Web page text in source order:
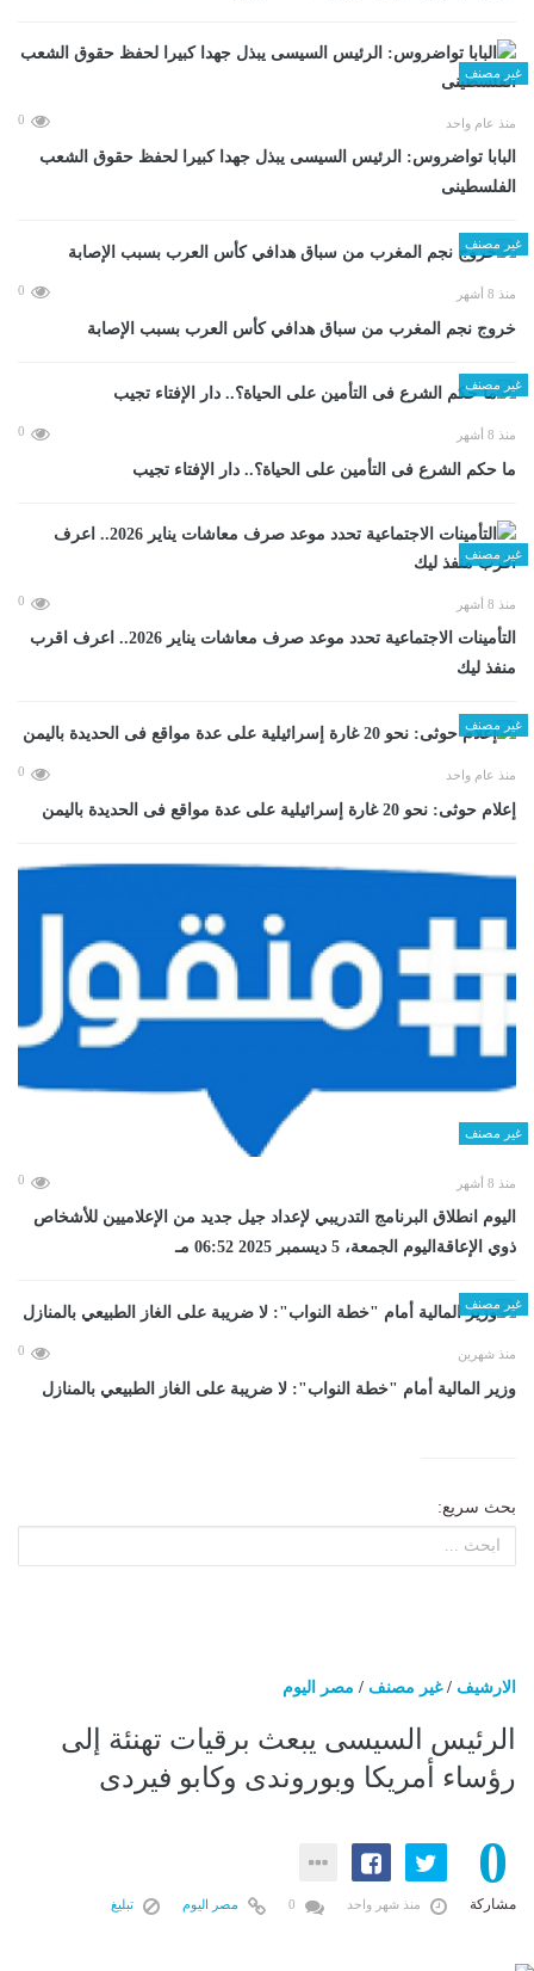
غير مصنف
منذ عام واحد 0
البابا تواضروس: الرئيس السيسى يبذل جهدا كبيرا لحفظ حقوق الشعب
الفلسطينى
غير مصنف
منذ 8 أشهر 0
خروج نجم المغرب من سباق هدافي كأس العرب بسبب الإصابة
غير مصنف
منذ 8 أشهر 0
ما حكم الشرع فى التأمين على الحياة؟.. دار الإفتاء تجيب
غير مصنف
منذ 8 أشهر 0
التأمينات الاجتماعية تحدد موعد صرف معاشات يناير 2026.. اعرف اقرب
منفذ ليك
غير مصنف
منذ عام واحد 0
إعلام حوثى: نحو 20 غارة إسرائيلية على عدة مواقع فى الحديدة باليمن
غير مصنف
منذ 8 أشهر 0
اليوم انطلاق البرنامج التدريبي لإعداد جيل جديد من الإعلاميين للأشخاص
ذوي الإعاقةاليوم الجمعة، 5 ديسمبر 2025 06:52 مـ
غير مصنف
منذ شهرين 0
وزير المالية أمام "خطة النواب": لا ضريبة على الغاز الطبيعي بالمنازل
بحث سريع:
الارشيف /غير مصنف / مصر اليوم
الرئيس السيسى يبعث برقيات تهنئة إلى
رؤساء أمريكا وبوروندى وكابو فيردى
0
مشاركة منذ شهر واحد مصر اليوم تبليغ